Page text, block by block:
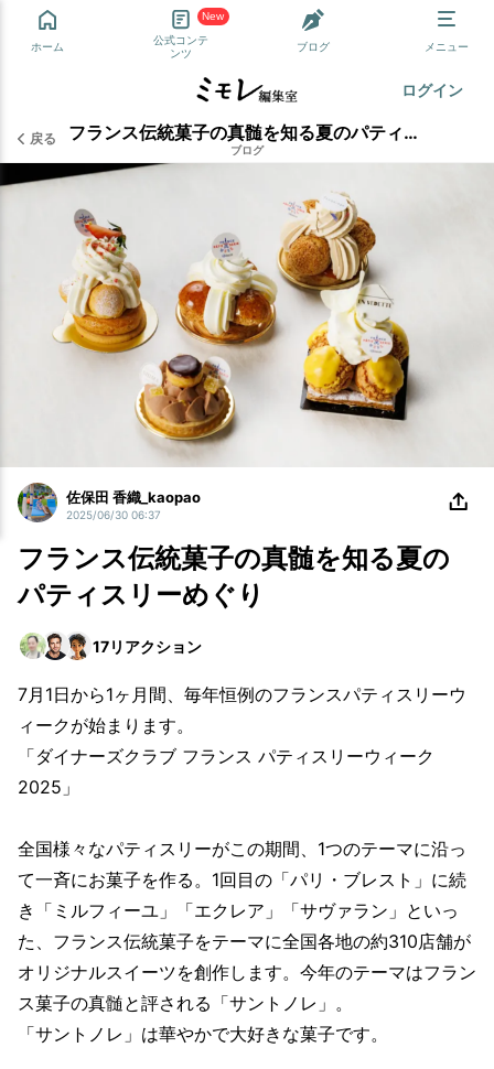
ホーム
New
公式コンテ
ンツ
ブログ メニュー
ログイン
戻る フランス伝統菓子の真髄を知る夏のパティスリーめぐり
ブログ
佐保田 香織_kaopao
2025/06/30 06:37
フランス伝統菓子の真髄を知る夏の
パティスリーめぐり
17リアクション
7月1日から1ヶ月間、毎年恒例のフランスパティスリーウ
ィークが始まります。
「ダイナーズクラブ フランス パティスリーウィーク
2025」
全国様々なパティスリーがこの期間、1つのテーマに沿っ
て一斉にお菓子を作る。1回目の「パリ・ブレスト」に続
き「ミルフィーユ」「エクレア」「サヴァラン」といっ
た、フランス伝統菓子をテーマに全国各地の約310店舗が
オリジナルスイーツを創作します。今年のテーマはフラン
ス菓子の真髄と評される「サントノレ」。
「サントノレ」は華やかで大好きな菓子です。